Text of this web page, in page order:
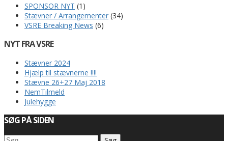
SPONSOR NYT (1)
Stævner / Arrangementer (34)
VSRE Breaking News (6)
NYT FRA VSRE
Stævner 2024
Hjælp til stævnerne !!!!
Stævne 26+27 Maj 2018
NemTilmeld
Julehygge
SØG PÅ SIDEN
Søg